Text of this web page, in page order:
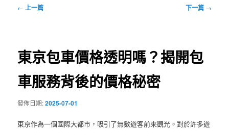
文
← 上一篇 下一篇 →
東京包車價格透明嗎？揭開包
車服務背後的價格秘密
發佈日期:2025-07-01
東京作為一個國際大都市，吸引了無數遊客前來觀光。對於許多遊